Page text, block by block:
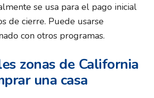
se usa para el pago inicial
de cierre. Puede usarse
con otros programas.
zonas de California
una casa